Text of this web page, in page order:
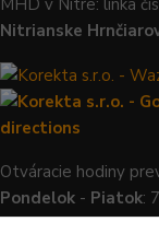
MHD v Nitre: linka
Nitrianske
Otváracie hodiny
Pondelok - Piatok: